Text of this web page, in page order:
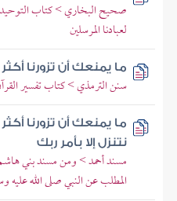
صحيح البخاري > كتاب
لعبادنا المرسلين
ما يمنعك أن تزورنا أكثر
سنن الترمذي > كتاب تفسير
ما يمنعك أن تزورنا
نتنزل إلا بأمر ربك
مسند أحمد > ومن مسند بني
المطلب عن النبي صلى الله عليه